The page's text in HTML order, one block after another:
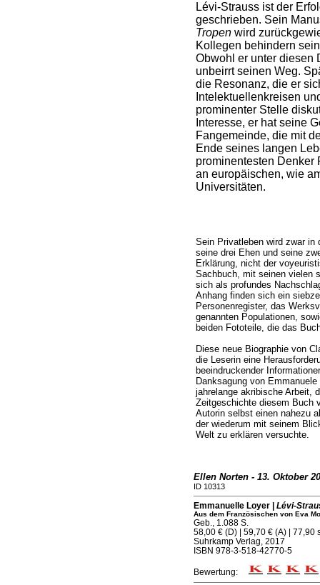
Lévi-Strauss ist der
geschrieben. Sein
Tropenwird
Kollegen behindern
Obwohl er unter diesen
unbeirrt seinen Weg.
die Resonanz, die er
Intelektuellenkreisen
prominenter Stelle
Interesse, er hat seine
Fangemeinde, die mit
Ende seines langen
prominentesten Denker
an europäischen, wie
Universitäten.
Sein Privatleben wird zwar in
seine drei Ehen und seine
Erklärung, nicht der
Sachbuch, mit seinen vielen
sich als profundes
Anhang finden sich ein
Personenregister, das
genannten Populationen,
beiden Fototeile, die das
Diese neue Biographie von
die Leserin eine
beeindruckender
Danksagung von
jahrelange akribische Arbeit,
Zeitgeschichte diesem Buch
Autorin selbst einen nahezu
der wiederum mit seinem
Welt zu erklären versuchte.
Ellen Norten - 13. Oktober
ID 10313
Emmanuelle Loyer | Lévi-
Aus dem Französischen von Eva
Geb., 1.088 S.
58,00 € (D) | 59,70 € (A) | 77,90
Suhrkamp Verlag, 2017
ISBN 978-3-518-42770-5
Bewertung: